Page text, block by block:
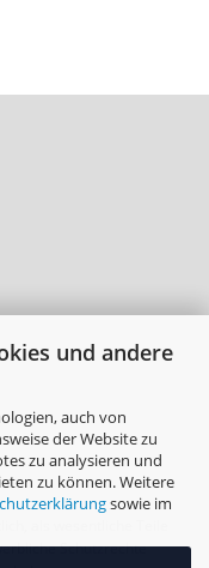
und andere
auch von
der Website zu
zu analysieren und
zu können. Weitere
sowie im
als wesentliche Teile
Schutzrechte